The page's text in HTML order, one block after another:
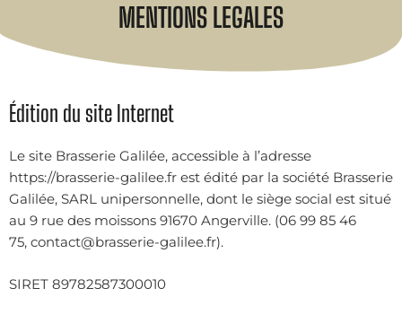
MENTIONS LEGALES
Édition du site Internet
Le site Brasserie Galilée, accessible à l’adresse
https://brasserie-galilee.fr est édité par la société Brasserie
Galilée, SARL unipersonnelle, dont le siège social est situé
au 9 rue des moissons 91670 Angerville. (06 99 85 46
75, contact@brasserie-galilee.fr).
SIRET 89782587300010